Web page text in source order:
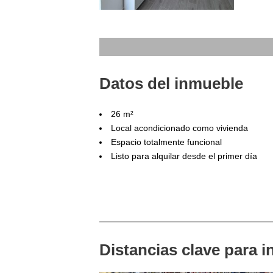
Datos del inmueble
26 m²
Local acondicionado como vivienda
Espacio totalmente funcional
Listo para alquilar desde el primer día
Distancias clave para